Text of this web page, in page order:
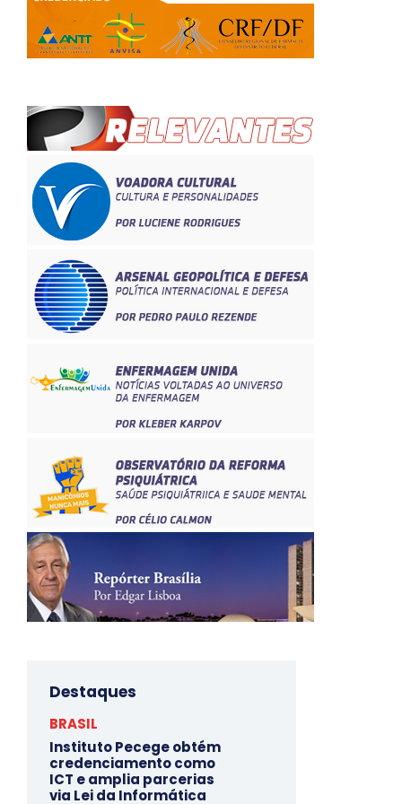
Destaques
BRASIL
Instituto Pecege obtém
credenciamento como
ICT e amplia parcerias
via Lei da Informática